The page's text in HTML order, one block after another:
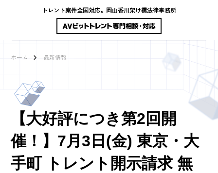
トレント案件全国対応。岡山香川架け橋法律事務所
ホーム 最新情報
【大好評につき第2回開
催！】7月3日(金) 東京・大
手町 トレント開示請求 無